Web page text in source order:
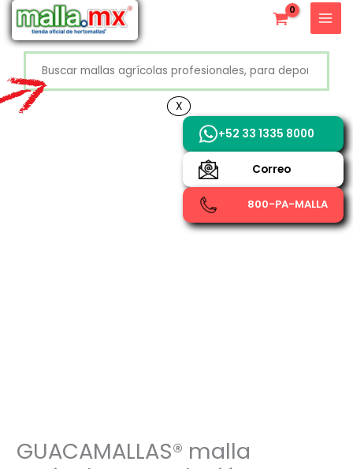
contenido
GUACAMALLAS® malla
X
+52 800 726 2552
+52 33 1335 8000
Correo
800-PA-MALLA
X